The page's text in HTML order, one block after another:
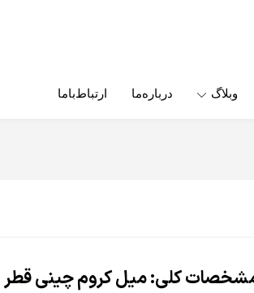
وبلاگ درباره‌ما ارتباط‌باما
کلی: میل کروم چینی قطر ۷۰ میلی متر